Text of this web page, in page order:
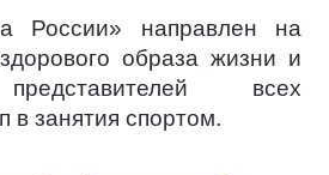
России» направлен на
образа жизни и
всех
в занятия спортом.